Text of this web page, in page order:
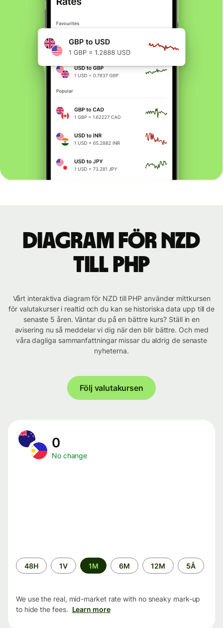
Diagram för NZD
till PHP
Vårt interaktiva diagram för NZD till PHP använder mittkursen
för valutakurser i realtid och du kan se historiska data upp till de
senaste 5 åren. Väntar du på en bättre kurs? Ställ in en
avisering nu så meddelar vi dig när den blir bättre. Och med
våra dagliga sammanfattningar missar du aldrig de senaste
nyheterna.
Följ valutakursen
0
No change
Time
period
48H 1V 1M 6M 12M 5Å
We use the real, mid-market rate with no sneaky mark-up
to hide the fees. Learn more